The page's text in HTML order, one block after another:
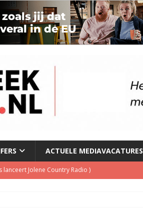
ACTUELE MEDIAVACATURES
lanceert Jolene Country Radio )
tv voor het eerst in omzet
geschorst na dickpic in groepsapp